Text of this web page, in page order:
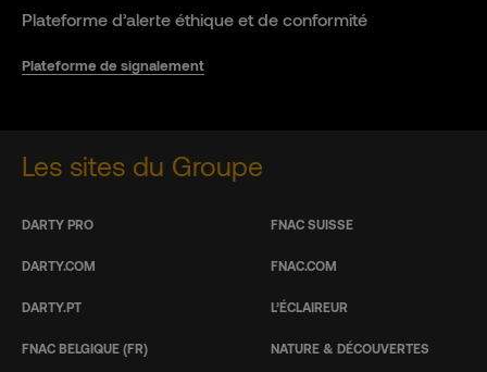
Plateforme d’alerte éthique et de conformité
Plateforme de signalement
Les sites du Groupe
DARTY PRO
DARTY.COM
DARTY.PT
FNAC BELGIQUE (FR)
FNAC SUISSE
FNAC.COM
L’ÉCLAIREUR
NATURE & DÉCOUVERTES